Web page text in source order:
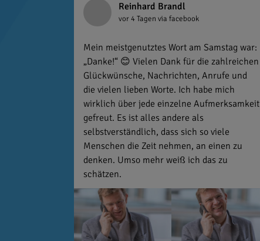
Reinhard Brandl
vor 4 Tagen via facebook
Mein meistgenutztes Wort am Samstag war:
„Danke!“ 😊 Vielen Dank für die zahlreichen
Glückwünsche, Nachrichten, Anrufe und
die vielen lieben Worte. Ich habe mich
wirklich über jede einzelne Aufmerksamkeit
gefreut. Es ist alles andere als
selbstverständlich, dass sich so viele
Menschen die Zeit nehmen, an einen zu
denken. Umso mehr weiß ich das zu
schätzen.